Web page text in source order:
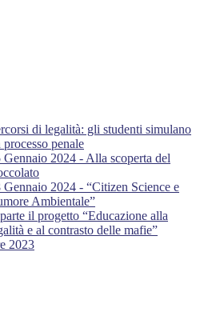
di legalità: gli studenti simulano
processo penale
Gennaio 2024 - Alla scoperta del
Gennaio 2024 - “Citizen Science e
Ambientale”
il progetto “Educazione alla
e al contrasto delle mafie”
2023